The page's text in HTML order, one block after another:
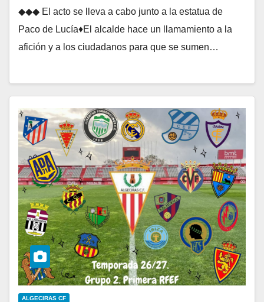
◆◆◆ El acto se lleva a cabo junto a la estatua de
Paco de Lucía♦El alcalde hace un llamamiento a la
afición y a los ciudadanos para que se sumen…
ALGECIRAS CF